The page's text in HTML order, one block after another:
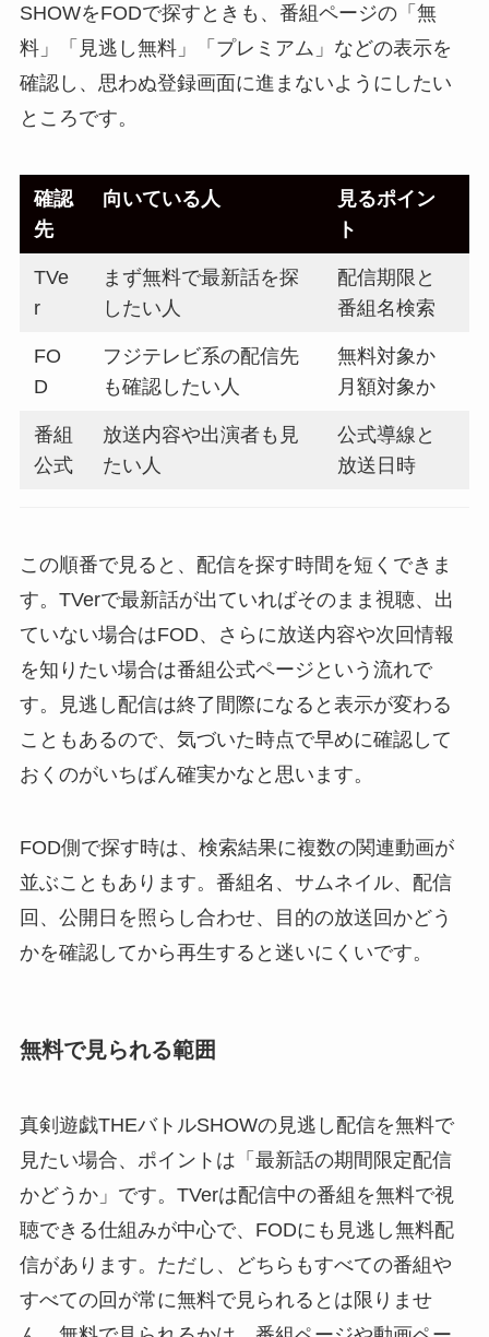
SHOWをFODで探すときも、番組ページの「無
料」「見逃し無料」「プレミアム」などの表示を
確認し、思わぬ登録画面に進まないようにしたい
ところです。
確認
先
向いている人
見るポイン
ト
TVe
r
まず無料で最新話を探
したい人
配信期限と
番組名検索
FO
D
フジテレビ系の配信先
も確認したい人
無料対象か
月額対象か
番組
公式
放送内容や出演者も見
たい人
公式導線と
放送日時
この順番で見ると、配信を探す時間を短くできま
す。TVerで最新話が出ていればそのまま視聴、出
ていない場合はFOD、さらに放送内容や次回情報
を知りたい場合は番組公式ページという流れで
す。見逃し配信は終了間際になると表示が変わる
こともあるので、気づいた時点で早めに確認して
おくのがいちばん確実かなと思います。
FOD側で探す時は、検索結果に複数の関連動画が
並ぶこともあります。番組名、サムネイル、配信
回、公開日を照らし合わせ、目的の放送回かどう
かを確認してから再生すると迷いにくいです。
無料で見られる範囲
真剣遊戯THEバトルSHOWの見逃し配信を無料で
見たい場合、ポイントは「最新話の期間限定配信
かどうか」です。TVerは配信中の番組を無料で視
聴できる仕組みが中心で、FODにも見逃し無料配
信があります。ただし、どちらもすべての番組や
すべての回が常に無料で見られるとは限りませ